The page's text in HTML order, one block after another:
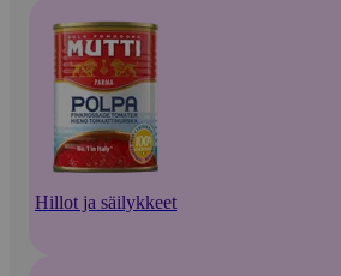
Hillot ja säilykkeet